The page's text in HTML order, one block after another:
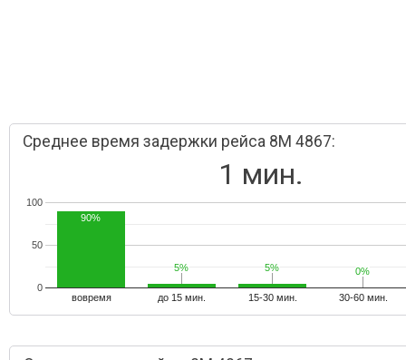
Среднее время задержки рейса 8M 4867:
1 мин.
вовремя до 15 мин. 15-30 мин. 30-60 мин.
0
50
100
90%
5%
5% 5%
5% 0%
0%